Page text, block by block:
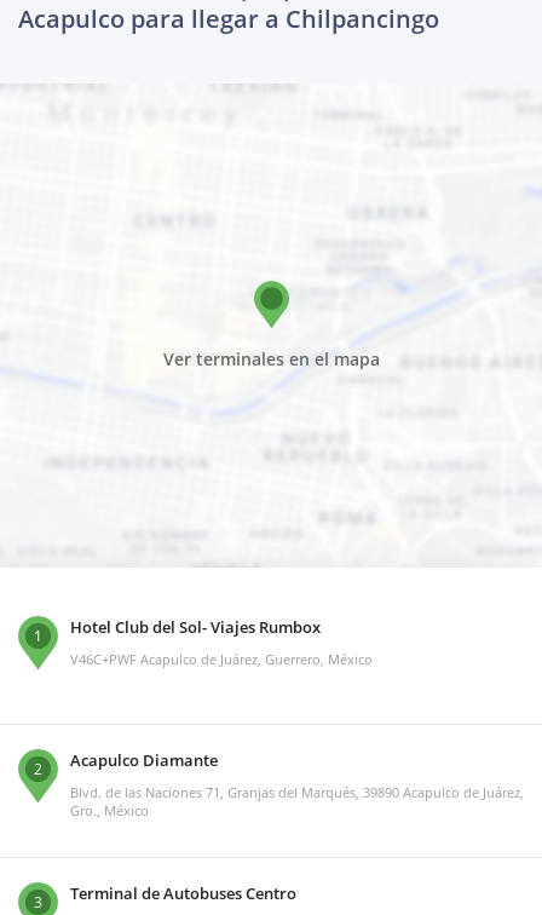
Acapulco para llegar a Chilpancingo
Ver terminales en el mapa
1 Hotel Club del Sol- Viajes Rumbox
V46C+PWF Acapulco de Juárez, Guerrero, México
2 Acapulco Diamante
Blvd. de las Naciones 71, Granjas del Marqués, 39890 Acapulco de Juárez,
Gro., México
3 Terminal de Autobuses Centro